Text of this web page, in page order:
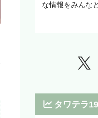
な情報をみんな
タワテラ